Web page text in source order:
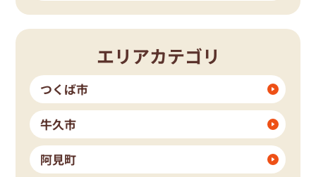
エリアカテゴリ
つくば市
牛久市
阿見町